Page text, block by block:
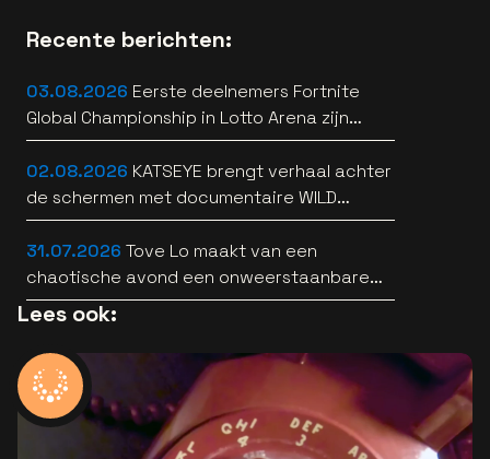
Recente berichten:
03.08.2026 Eerste deelnemers Fortnite
Global Championship in Lotto Arena zijn
bekend
02.08.2026 KATSEYE brengt verhaal achter
de schermen met documentaire WILD
HEARTS [trailer]
31.07.2026 Tove Lo maakt van een
chaotische avond een onweerstaanbare
popsong
Lees ook: